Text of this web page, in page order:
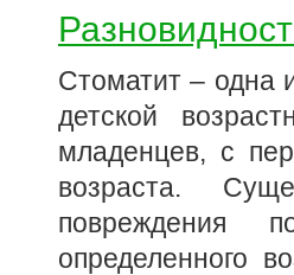
Стоматит – одна
детской
младенцев, с
возраста.
повреждения
определенного